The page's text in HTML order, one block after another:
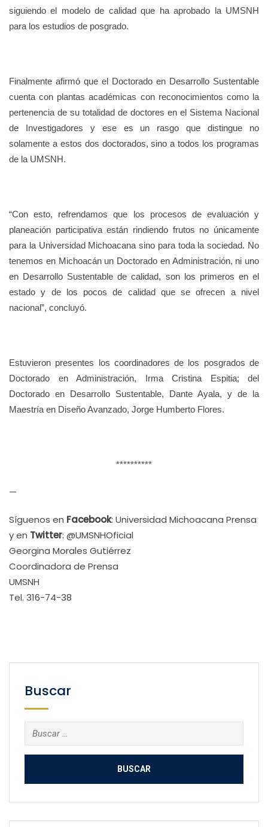
siguiendo el modelo de calidad que ha aprobado la UMSNH
para los estudios de posgrado.
Finalmente afirmó que el Doctorado en Desarrollo Sustentable
cuenta con plantas académicas con reconocimientos como la
pertenencia de su totalidad de doctores en el Sistema Nacional
de Investigadores y ese es un rasgo que distingue no
solamente a estos dos doctorados, sino a todos los programas
de la UMSNH.
“Con esto, refrendamos que los procesos de evaluación y
planeación participativa están rindiendo frutos no únicamente
para la Universidad Michoacana sino para toda la sociedad. No
tenemos en Michoacán un Doctorado en Administración, ni uno
en Desarrollo Sustentable de calidad, son los primeros en el
estado y de los pocos de calidad que se ofrecen a nivel
nacional”, concluyó.
Estuvieron presentes los coordinadores de los posgrados de
Doctorado en Administración, Irma Cristina Espitia; del
Doctorado en Desarrollo Sustentable, Dante Ayala, y de la
Maestría en Diseño Avanzado, Jorge Humberto Flores.
**********
—
Síguenos en Facebook: Universidad Michoacana Prensa
y en Twitter: @UMSNHOficial
Georgina Morales Gutiérrez
Coordinadora de Prensa
UMSNH
Tel. 316-74-38
Buscar
Buscar: